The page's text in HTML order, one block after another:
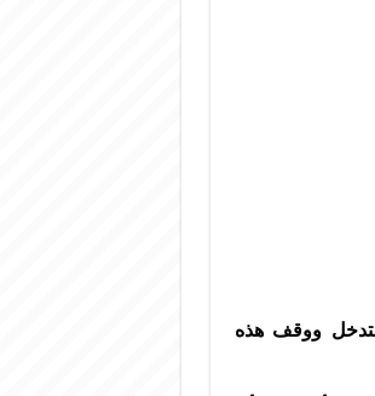
ووقف هذه